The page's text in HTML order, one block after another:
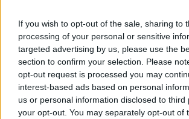
If you wish to opt-out of the sale, sharing to
processing of your personal or sensitive
targeted advertising by us, please use the
section to confirm your selection. Please
opt-out request is processed you may
interest-based ads based on personal
us or personal information disclosed to third
your opt-out. You may separately opt-out of
El 24 de marzo también
...
-Día Mundial de la Tuberculosis